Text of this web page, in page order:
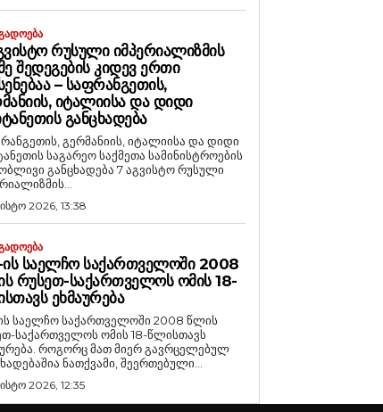
ᲠᲣᲡᲣᲚᲘ ᲘᲛᲞᲔᲠᲘᲐᲚᲘᲖᲛᲘᲡ
ᲨᲔᲓᲔᲒᲔᲑᲘᲡ ᲙᲘᲓᲔᲕ ᲔᲠᲗᲘ
– ᲡᲐᲤᲠᲐᲜᲒᲔᲗᲘᲡ,
ᲘᲢᲐᲚᲘᲘᲡᲐ ᲓᲐ ᲓᲘᲓᲘ
ᲒᲐᲜᲪᲮᲐᲓᲔᲑᲐ
გერმანიის, იტალიისა და დიდი
საგარეო საქმეთა სამინისტროების
განცხადება 7 აგვისტო რუსული
2026, 13:38
ᲘᲡ ᲡᲐᲔᲚᲩᲝ ᲡᲐᲥᲐᲠᲗᲕᲔᲚᲝᲨᲘ 2008
ᲠᲣᲡᲔᲗ-ᲡᲐᲥᲐᲠᲗᲕᲔᲚᲝᲡ ᲝᲛᲘᲡ 18-
ᲔᲮᲛᲐᲣᲠᲔᲑᲐ
საელჩო საქართველოში 2008 წლის
საქართველოს ომის 18-წლისთავს
მიერ გავრცელებულ
ნათქვამი, შეერთებული...
2026, 12:35